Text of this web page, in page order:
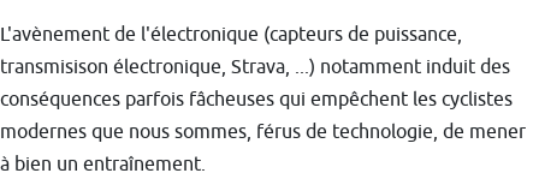
L'avènement de l'électronique (capteurs de puissance,
transmisison électronique, Strava, ...) notamment induit des
conséquences parfois fâcheuses qui empêchent les cyclistes
modernes que nous sommes, férus de technologie, de mener
à bien un entraînement.